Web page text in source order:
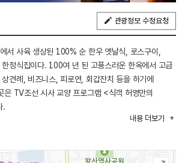
관광정보 수정요청
서 사육 생상된 100% 순 한우 옛날식, 로스구이,
정식집이다. 100여 년 된 고풍스러운 한옥에서 고급
견례, 비즈니스, 피로연, 회갑잔치 등을 하기에
은 TV조선 시사 교양 프로그램 <식객 허영만의
.
내용 더보기